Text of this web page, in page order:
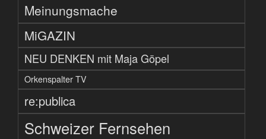
Meinungsmache
MiGAZIN
NEU DENKEN mit Maja Göpel
Orkenspalter TV
re:publica
Schweizer Fernsehen